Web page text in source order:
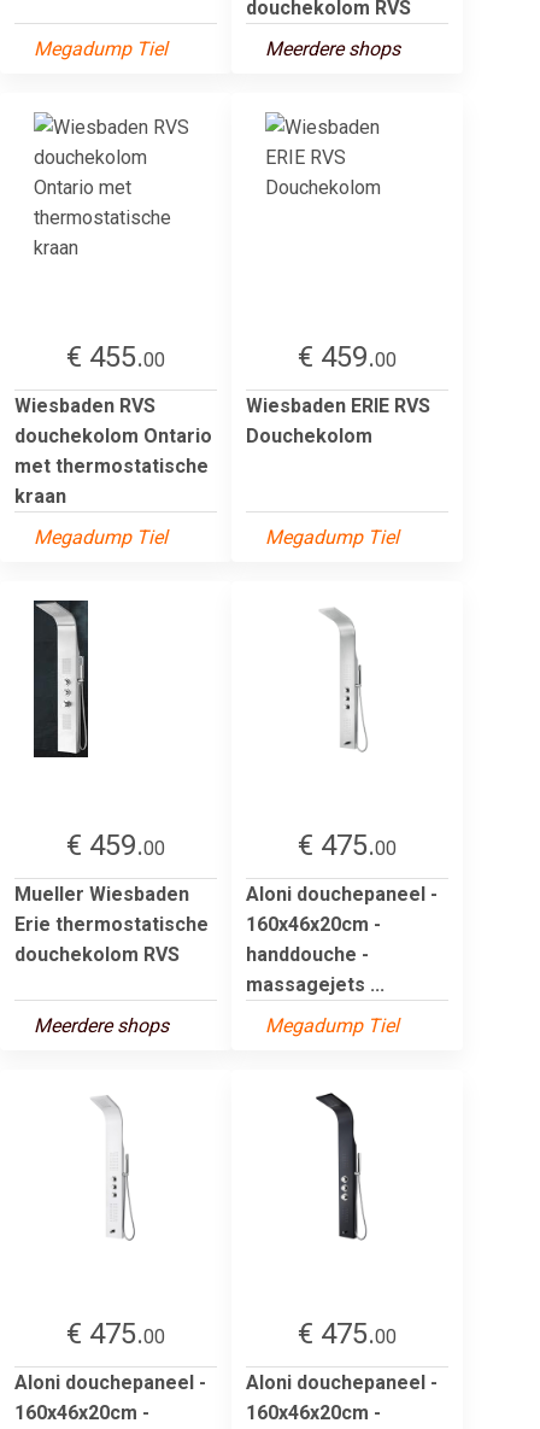
Megadump Tiel
douchekolom RVS
Meerdere shops
€ 455.00
Wiesbaden RVS
douchekolom Ontario
met thermostatische
kraan
Megadump Tiel
€ 459.00
Wiesbaden ERIE RVS
Douchekolom
Megadump Tiel
€ 459.00
Mueller Wiesbaden
Erie thermostatische
douchekolom RVS
Meerdere shops
€ 475.00
Aloni douchepaneel -
160x46x20cm -
handdouche -
massagejets ...
Megadump Tiel
€ 475.00
Aloni douchepaneel -
160x46x20cm -
€ 475.00
Aloni douchepaneel -
160x46x20cm -